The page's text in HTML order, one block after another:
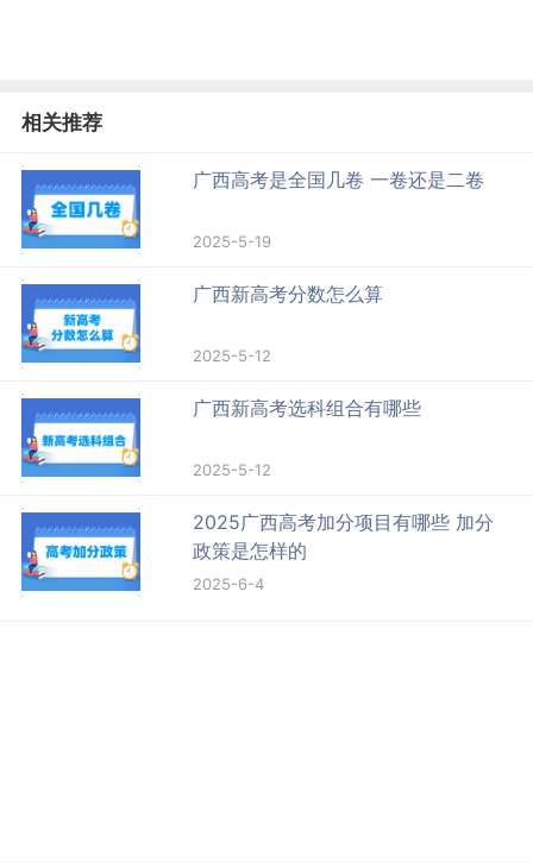
相关推荐
广西高考是全国几卷 一卷还是二卷
2025-5-19
广西新高考分数怎么算
2025-5-12
广西新高考选科组合有哪些
2025-5-12
2025广西高考加分项目有哪些 加分
政策是怎样的
2025-6-4